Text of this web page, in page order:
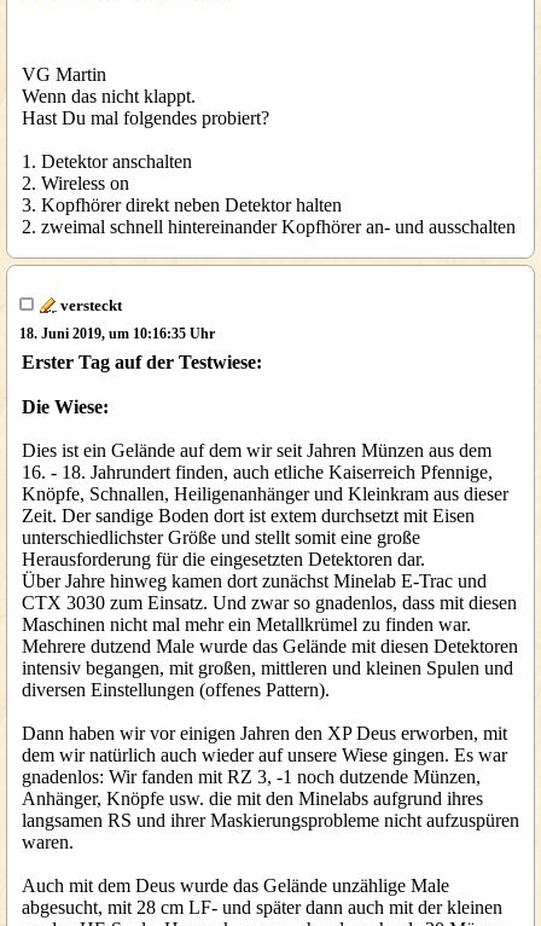
VG Martin
Wenn das nicht klappt.
Hast Du mal folgendes probiert?
1. Detektor anschalten
2. Wireless on
3. Kopfhörer direkt neben Detektor halten
2. zweimal schnell hintereinander Kopfhörer an- und ausschalten
versteckt
18. Juni 2019, um 10:16:35 Uhr
Erster Tag auf der Testwiese:
Die Wiese:
Dies ist ein Gelände auf dem wir seit Jahren Münzen aus dem
16. - 18. Jahrundert finden, auch etliche Kaiserreich Pfennige,
Knöpfe, Schnallen, Heiligenanhänger und Kleinkram aus dieser
Zeit. Der sandige Boden dort ist extem durchsetzt mit Eisen
unterschiedlichster Größe und stellt somit eine große
Herausforderung für die eingesetzten Detektoren dar.
Über Jahre hinweg kamen dort zunächst Minelab E-Trac und
CTX 3030 zum Einsatz. Und zwar so gnadenlos, dass mit diesen
Maschinen nicht mal mehr ein Metallkrümel zu finden war.
Mehrere dutzend Male wurde das Gelände mit diesen Detektoren
intensiv begangen, mit großen, mittleren und kleinen Spulen und
diversen Einstellungen (offenes Pattern).
Dann haben wir vor einigen Jahren den XP Deus erworben, mit
dem wir natürlich auch wieder auf unsere Wiese gingen. Es war
gnadenlos: Wir fanden mit RZ 3, -1 noch dutzende Münzen,
Anhänger, Knöpfe usw. die mit den Minelabs aufgrund ihres
langsamen RS und ihrer Maskierungsprobleme nicht aufzuspüren
waren.
Auch mit dem Deus wurde das Gelände unzählige Male
abgesucht, mit 28 cm LF- und später dann auch mit der kleinen